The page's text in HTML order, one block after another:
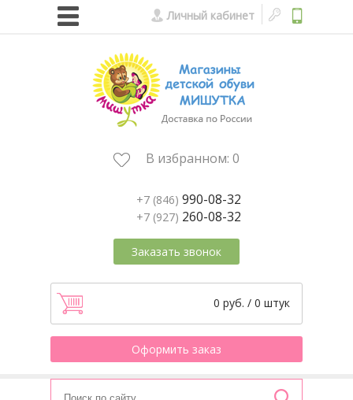
Личный кабинет
В избранном: 0
+7 (846) 990-08-32
+7 (927) 260-08-32
Заказать звонок
0 руб. / 0 штук
Оформить заказ